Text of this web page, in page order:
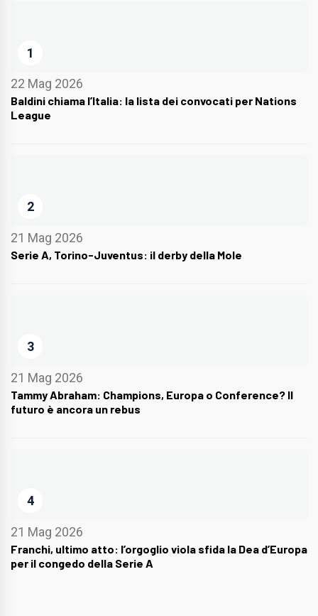
1
22 Mag 2026
Baldini chiama l’Italia: la lista dei convocati per Nations
League
2
21 Mag 2026
Serie A, Torino-Juventus: il derby della Mole
3
21 Mag 2026
Tammy Abraham: Champions, Europa o Conference? Il
futuro è ancora un rebus
4
21 Mag 2026
Franchi, ultimo atto: l’orgoglio viola sfida la Dea d’Europa
per il congedo della Serie A